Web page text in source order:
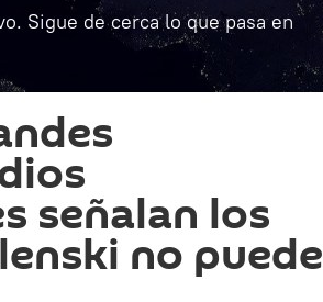
Sigue de cerca lo que pasa en
señalan los
no puede